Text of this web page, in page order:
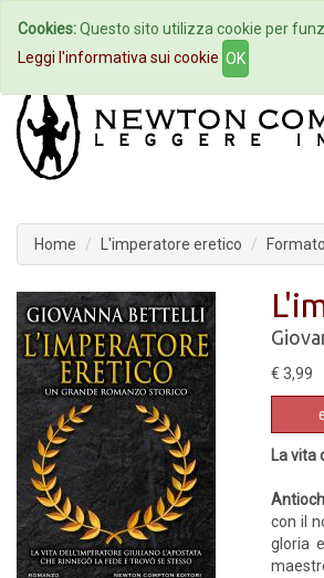
Home Autori
Home L'imperatore eretico
€ 3,99
La vita
con il
gloria
Cookies:Questo sito utilizza cookie per
Leggi l'informativa sui cookie OK